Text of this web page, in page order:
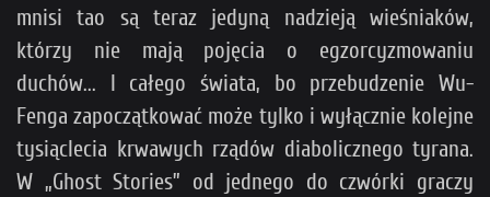
mnisi tao są teraz jedyną nadzieją wieśniaków,
którzy nie mają pojęcia o egzorcyzmowaniu
duchów... I całego świata, bo przebudzenie Wu-
Fenga zapoczątkować może tylko i wyłącznie kolejne
tysiąclecia krwawych rządów diabolicznego tyrana.
W „Ghost Stories” od jednego do czwórki graczy